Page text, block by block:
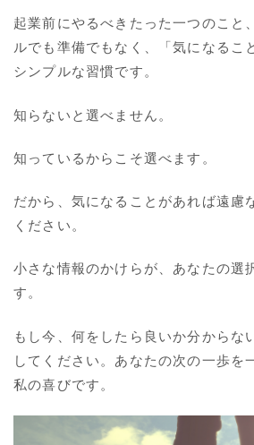
起業前にやるべきたった一つのこと
ルでも準備でもなく、「気になるこ
シンプルな習慣です。
知らないと選べません。
知っているからこそ選べます。
だから、気になることがあれば遠慮
ください。
小さな情報のかけらが、あなたの選
す。
もし今、何をしたら良いか分からな
してください。あなたの次の一歩を
私の喜びです。